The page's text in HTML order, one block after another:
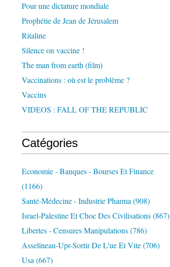
Pour une dictature mondiale
Prophétie de Jean de Jérusalem
Ritaline
Silence on vaccine !
The man from earth (film)
Vaccinations : où est le problème ?
Vaccins
VIDEOS : FALL OF THE REPUBLIC
Catégories
Economie - Banques - Bourses Et Finance
(1166)
Santé-Médecine - Industrie Pharma (908)
Israel-Palestine Et Choc Des Civilisations(867)
Libertes - Censures Manipulations(786)
Asselineau-Upr-Sortir De L'ue Et Vite(706)
Usa (667)